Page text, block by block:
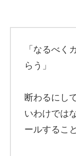
「なるべく
らう」
断わるにし
いわけでは
ールするこ